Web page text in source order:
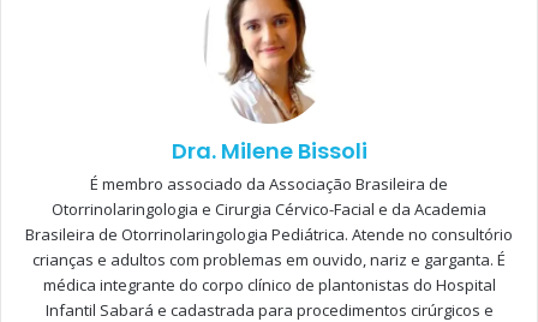
Dra. Milene Bissoli
É membro associado da Associação Brasileira de
Otorrinolaringologia e Cirurgia Cérvico-Facial e da Academia
Brasileira de Otorrinolaringologia Pediátrica. Atende no consultório
crianças e adultos com problemas em ouvido, nariz e garganta. É
médica integrante do corpo clínico de plantonistas do Hospital
Infantil Sabará e cadastrada para procedimentos cirúrgicos e